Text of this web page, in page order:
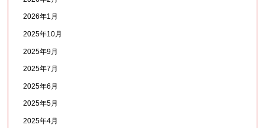
2026年1月
2025年10月
2025年9月
2025年7月
2025年6月
2025年5月
2025年4月